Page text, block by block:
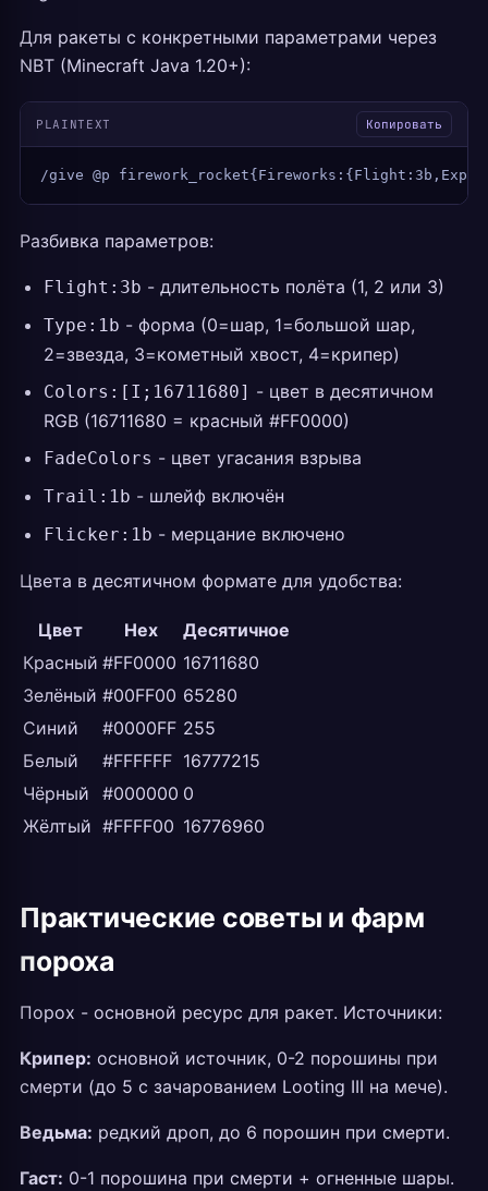
Для ракеты с конкретными параметрами через
NBT (Minecraft Java 1.20+):
PLAINTEXT Копировать
/give @p
Разбивка параметров:
Flight:3b - длительность полёта (1, 2 или 3)
Type:1b - форма (0=шар, 1=большой шар,
2=звезда, 3=кометный хвост, 4=крипер)
Colors:[I;16711680] - цвет в десятичном
RGB (16711680 = красный #FF0000)
FadeColors - цвет угасания взрыва
Trail:1b - шлейф включён
Flicker:1b - мерцание включено
Цвета в десятичном формате для удобства:
Цвет Hex
Десятичное
Красный #FF0000 16711680
Зелёный #00FF00 65280
Синий
#0000FF 255
Белый
#FFFFFF 16777215
Чёрный
#000000 0
Жёлтый #FFFF00 16776960
Практические советы и фарм
пороха
Порох - основной ресурс для ракет. Источники:
Крипер: основной источник, 0-2 порошины при
смерти (до 5 с зачарованием Looting III на мече).
Ведьма: редкий дроп, до 6 порошин при смерти.
Гаст: 0-1 порошина при смерти + огненные шары.